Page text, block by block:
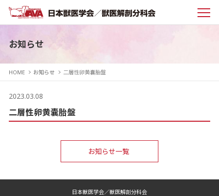
お知らせ
HOME お知らせ 二層性卵黄囊胎盤
2023.03.08
二層性卵黄囊胎盤
お知らせ一覧
日本獣医学会／獣医解剖分科会